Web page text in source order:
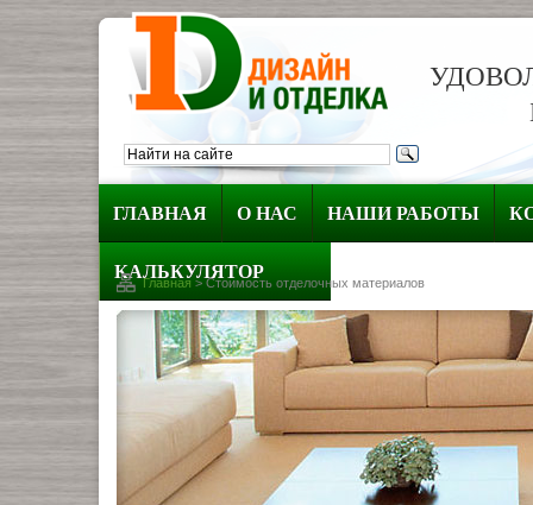
ГЛАВНАЯ О НАС НАШИ РАБОТЫ
КАЛЬКУЛЯТОР
Главная > Стоимость отделочных материалов